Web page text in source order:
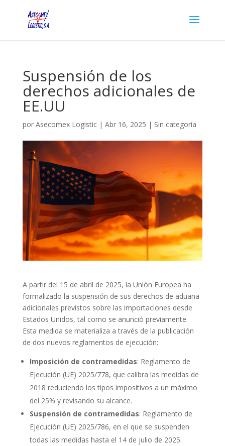
Suspensión de los
derechos adicionales de
EE.UU
por Asecomex Logistic| Abr 16, 2025 | Sin categoría
A partir del 15 de abril de 2025, la Unión Europea ha
formalizado la suspensión de sus derechos de aduana
adicionales previstos sobre las importaciones desde
Estados Unidos, tal como se anunció previamente.
Esta medida se materializa a través de la publicación
de dos nuevos reglamentos de ejecución:
Imposición de contramedidas: Reglamento de
Ejecución (UE) 2025/778, que calibra las medidas de
2018 reduciendo los tipos impositivos a un máximo
del 25% y revisando su alcance.
Suspensión de contramedidas: Reglamento de
Ejecución (UE) 2025/786, en el que se suspenden
todas las medidas hasta el 14 de julio de 2025.